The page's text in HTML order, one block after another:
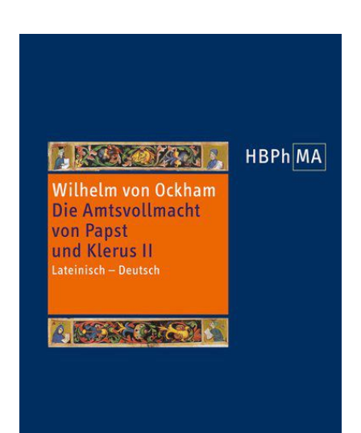
et cleri, III. 1
Dialogus, vol. II -
Die Amtsvollmacht
von Papst und
Klerus III. 1